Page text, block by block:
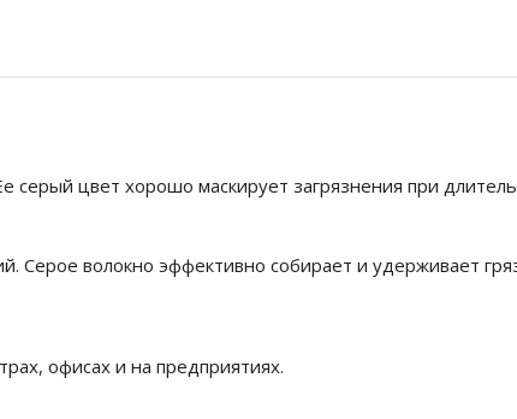
серый цвет хорошо маскирует загрязнения при
волокно эффективно собирает и удерживает
офисах и на предприятиях.